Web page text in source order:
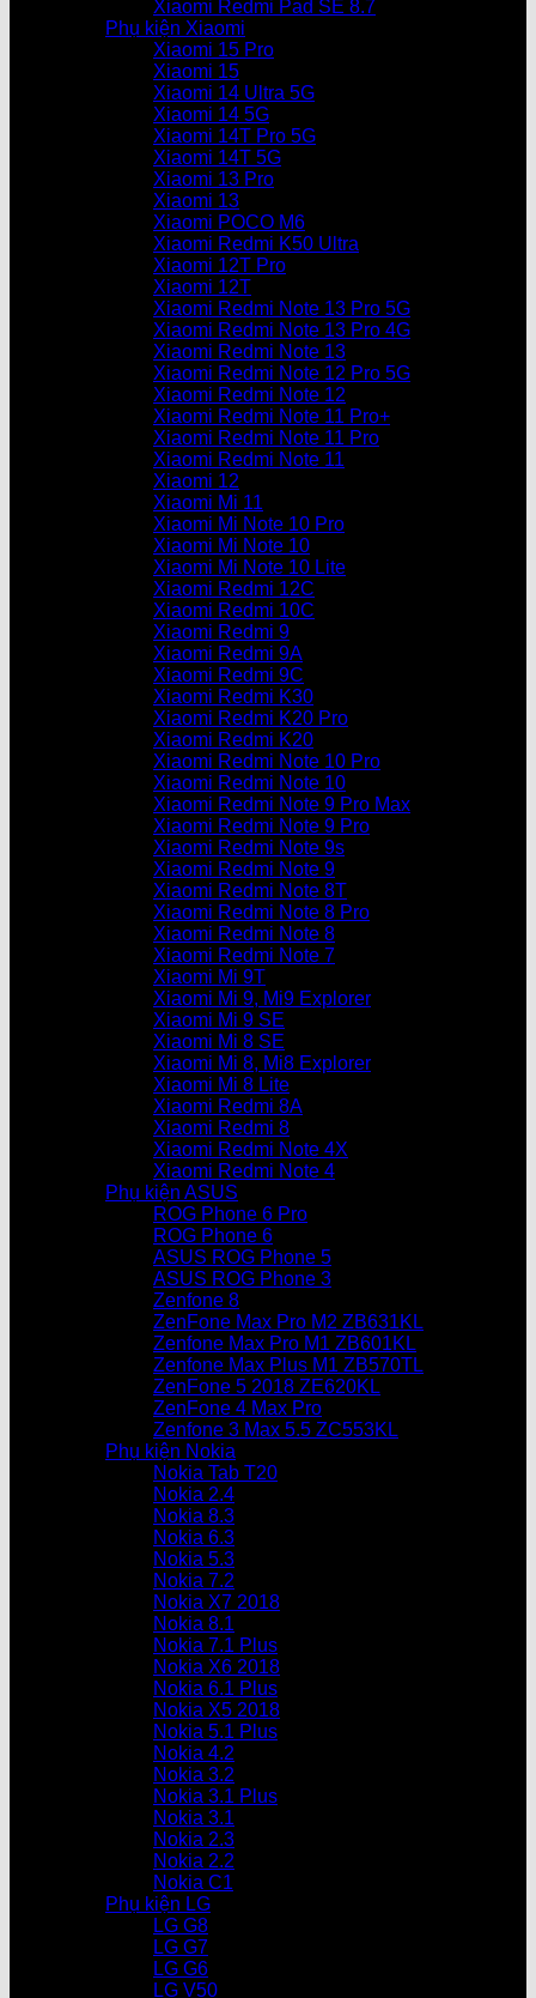
Xiaomi Redmi Pad SE 8.7
Phụ kiện Xiaomi
Xiaomi 15 Pro
Xiaomi 15
Xiaomi 14 Ultra 5G
Xiaomi 14 5G
Xiaomi 14T Pro 5G
Xiaomi 14T 5G
Xiaomi 13 Pro
Xiaomi 13
Xiaomi POCO M6
Xiaomi Redmi K50 Ultra
Xiaomi 12T Pro
Xiaomi 12T
Xiaomi Redmi Note 13 Pro 5G
Xiaomi Redmi Note 13 Pro 4G
Xiaomi Redmi Note 13
Xiaomi Redmi Note 12 Pro 5G
Xiaomi Redmi Note 12
Xiaomi Redmi Note 11 Pro+
Xiaomi Redmi Note 11 Pro
Xiaomi Redmi Note 11
Xiaomi 12
Xiaomi Mi 11
Xiaomi Mi Note 10 Pro
Xiaomi Mi Note 10
Xiaomi Mi Note 10 Lite
Xiaomi Redmi 12C
Xiaomi Redmi 10C
Xiaomi Redmi 9
Xiaomi Redmi 9A
Xiaomi Redmi 9C
Xiaomi Redmi K30
Xiaomi Redmi K20 Pro
Xiaomi Redmi K20
Xiaomi Redmi Note 10 Pro
Xiaomi Redmi Note 10
Xiaomi Redmi Note 9 Pro Max
Xiaomi Redmi Note 9 Pro
Xiaomi Redmi Note 9s
Xiaomi Redmi Note 9
Xiaomi Redmi Note 8T
Xiaomi Redmi Note 8 Pro
Xiaomi Redmi Note 8
Xiaomi Redmi Note 7
Xiaomi Mi 9T
Xiaomi Mi 9, Mi9 Explorer
Xiaomi Mi 9 SE
Xiaomi Mi 8 SE
Xiaomi Mi 8, Mi8 Explorer
Xiaomi Mi 8 Lite
Xiaomi Redmi 8A
Xiaomi Redmi 8
Xiaomi Redmi Note 4X
Xiaomi Redmi Note 4
Phụ kiện ASUS
ROG Phone 6 Pro
ROG Phone 6
ASUS ROG Phone 5
ASUS ROG Phone 3
Zenfone 8
ZenFone Max Pro M2 ZB631KL
Zenfone Max Pro M1 ZB601KL
Zenfone Max Plus M1 ZB570TL
ZenFone 5 2018 ZE620KL
ZenFone 4 Max Pro
Zenfone 3 Max 5.5 ZC553KL
Phụ kiện Nokia
Nokia Tab T20
Nokia 2.4
Nokia 8.3
Nokia 6.3
Nokia 5.3
Nokia 7.2
Nokia X7 2018
Nokia 8.1
Nokia 7.1 Plus
Nokia X6 2018
Nokia 6.1 Plus
Nokia X5 2018
Nokia 5.1 Plus
Nokia 4.2
Nokia 3.2
Nokia 3.1 Plus
Nokia 3.1
Nokia 2.3
Nokia 2.2
Nokia C1
Phụ kiện LG
LG G8
LG G7
LG G6
LG V50